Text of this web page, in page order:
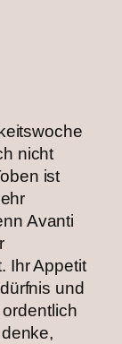
nicht
ist
Avanti
Ihr Appetit
und